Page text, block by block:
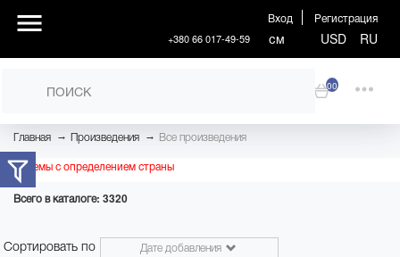
Вход Регистрация
+380 66 017-49-59 см USD RU
00
Главная → Произведения → Все произведения
Проблемы с определением страны
Всего в каталоге: 3320
Сортировать по Дате добавления